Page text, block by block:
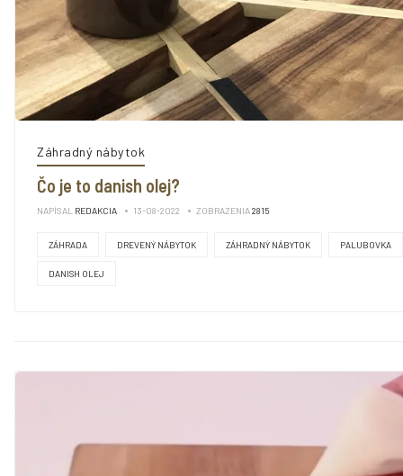
Záhradný nábytok
Čo je to danish olej?
NAPÍSAL REDAKCIA 13-08-2022 ZOBRAZENIA2815
ZÁHRADA DREVENÝ NÁBYTOK ZÁHRADNÝ NÁBYTOK PALUBOVKA
DANISH OLEJ